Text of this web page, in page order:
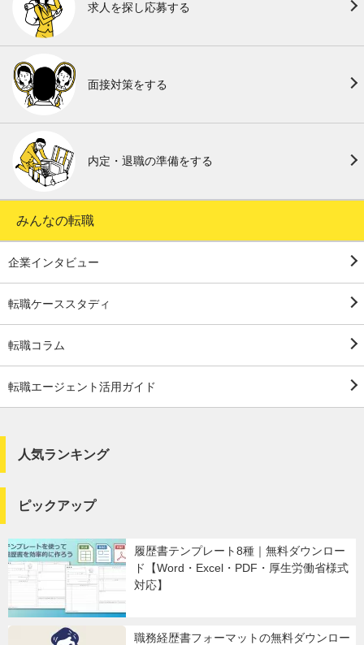
求人を探し応募する
面接対策をする
内定・退職の準備をする
みんなの転職
企業インタビュー
転職ケーススタディ
転職コラム
転職エージェント活用ガイド
人気ランキング
ピックアップ
履歴書テンプレート8種｜無料ダウンロー
ド【Word・Excel・PDF・厚生労働省様式
対応】
職務経歴書フォーマットの無料ダウンロー